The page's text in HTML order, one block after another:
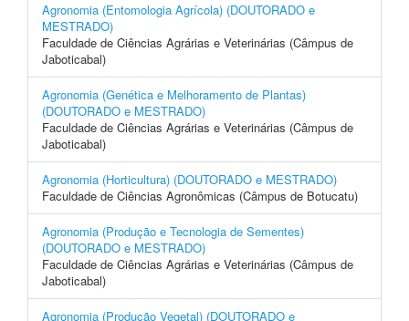
Agronomia (Entomologia Agrícola) (DOUTORADO e
MESTRADO)
Faculdade de Ciências Agrárias e Veterinárias (Câmpus de
Jaboticabal)
Agronomia (Genética e Melhoramento de Plantas)
(DOUTORADO e MESTRADO)
Faculdade de Ciências Agrárias e Veterinárias (Câmpus de
Jaboticabal)
Agronomia (Horticultura) (DOUTORADO e MESTRADO)
Faculdade de Ciências Agronômicas (Câmpus de Botucatu)
Agronomia (Produção e Tecnologia de Sementes)
(DOUTORADO e MESTRADO)
Faculdade de Ciências Agrárias e Veterinárias (Câmpus de
Jaboticabal)
Agronomia (Produção Vegetal) (DOUTORADO e